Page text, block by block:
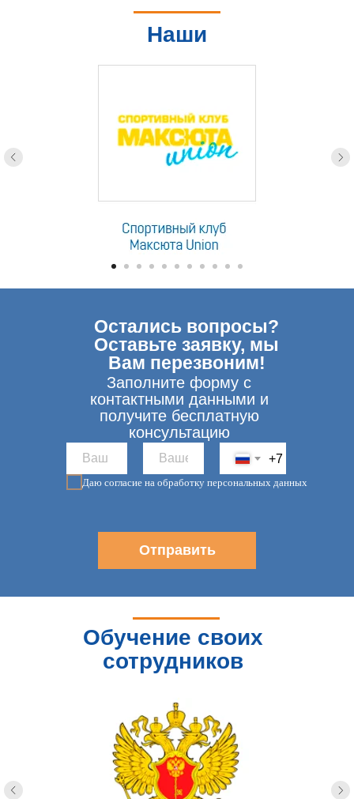
Наши
партнеры
+7
Даю согласие на обработку персональных данных
Отправить
Остались вопросы?
Оставьте заявку, мы
Вам перезвоним!
Заполните форму с
контактными данными и
получите бесплатную
консультацию
Обучение своих
сотрудников